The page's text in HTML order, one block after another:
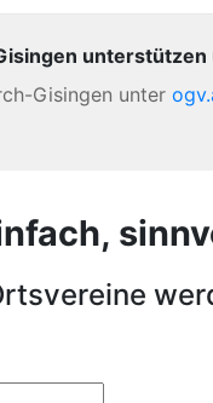
Gisingen unter